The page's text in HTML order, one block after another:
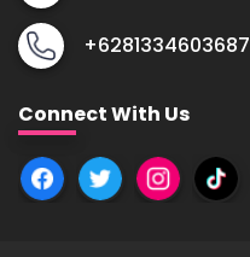
+6281334603687
Connect With Us